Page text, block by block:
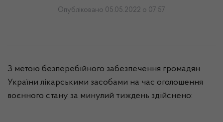
Опубліковано 05.05.2022 о 07:57
З метою безперебійного забезпечення громадян
України лікарськими засобами на час оголошення
воєнного стану за минулий тиждень здійснено: